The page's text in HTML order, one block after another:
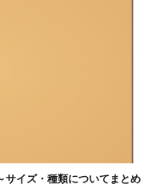
サイズ・種類についてまとめ